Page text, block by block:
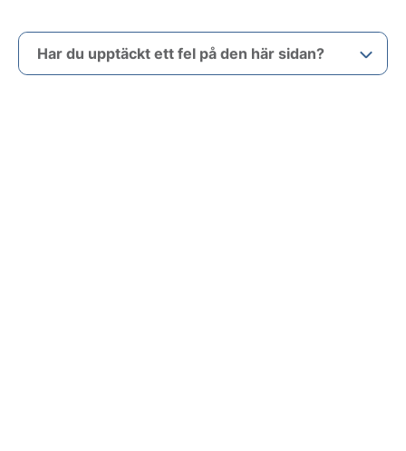
Har du upptäckt ett fel på den här sidan?